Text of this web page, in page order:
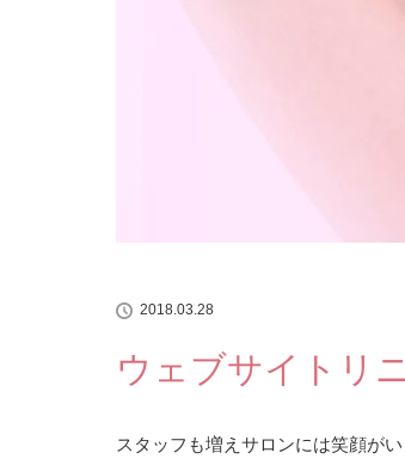
2018.03.28
ウェブサイトリ
スタッフも増えサロンには笑顔が